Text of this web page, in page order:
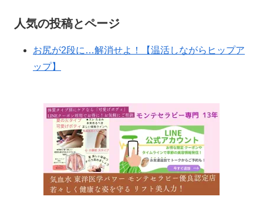
人気の投稿とページ
お尻が2段に…解消せよ！【温活しながらヒップア
ップ】